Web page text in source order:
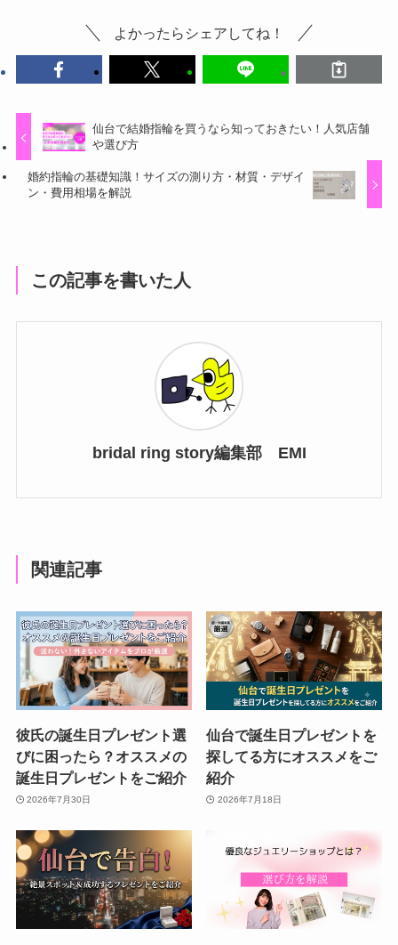
よかったらシェアしてね！
仙台で結婚指輪を買うなら知っておきたい！人気店舗
や選び方
婚約指輪の基礎知識！サイズの測り方・材質・デザイ
ン・費用相場を解説
この記事を書いた人
bridal ring story編集部 EMI
関連記事
彼氏の誕生日プレゼント選
びに困ったら？オススメの
誕生日プレゼントをご紹介
2026年7月30日
仙台で誕生日プレゼントを
探してる方にオススメをご
紹介
2026年7月18日